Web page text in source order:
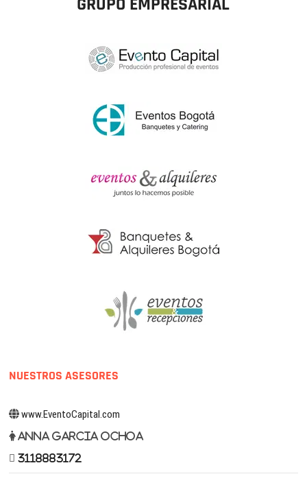
NUESTROS ASESORES
www.EventoCapital.com
Anna Garcia Ochoa
3118883172